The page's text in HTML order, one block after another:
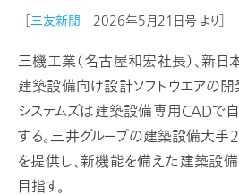
三友新聞 2026年5月21日号 より］
三機工業（名古屋和宏社長）、新日
建築設備向け設計ソフトウエアの
システムズは建築設備専用CADで
する。三井グループの建築設備大
を提供し、新機能を備えた建築設
目指す。